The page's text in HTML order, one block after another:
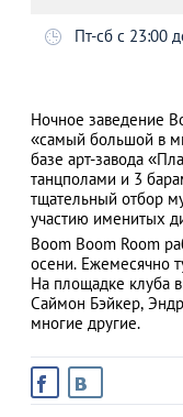
АЗАД
Пт-сб с 23:00
Ночное заведение
«самый большой в
базе арт-завода
танцполами и 3
тщательный отбор
участию именитых
Boom Boom Room
осени. Ежемесячно
На площадке клуба
Саймон Бэйкер,
многие другие.